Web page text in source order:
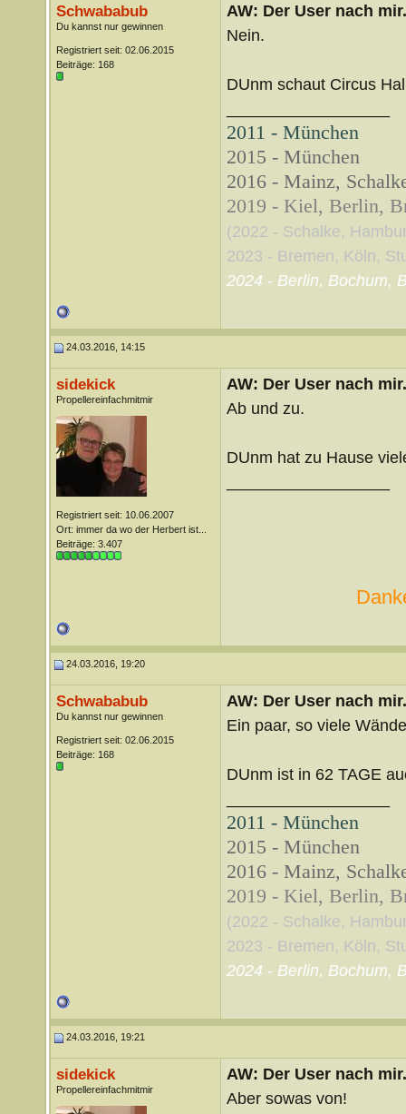
Schwababub
Du kannst nur gewinnen
Registriert seit: 02.06.2015
Beiträge: 168
AW: Der User nach
Nein.
DUnm schaut Circus
2011 - München
2015 - München
2016 - Mainz,
2019 - Kiel, Berlin,
(2022 - Schalke,
2023 - Bremen, Köln,
2024 - Berlin, Bochum,
24.03.2016, 14:15
sidekick
Propellereinfachmitmir
Registriert seit: 10.06.2007
Ort: immer da wo der Herbert ist...
Beiträge: 3.407
AW: Der User nach
Ab und zu.
DUnm hat zu Hause
24.03.2016, 19:20
Schwababub
Du kannst nur gewinnen
Registriert seit: 02.06.2015
Beiträge: 168
AW: Der User nach
Ein paar, so viele
DUnm ist in 62 TAGE
2011 - München
2015 - München
2016 - Mainz,
2019 - Kiel, Berlin,
(2022 - Schalke,
2023 - Bremen, Köln,
2024 - Berlin, Bochum,
24.03.2016, 19:21
sidekick
Propellereinfachmitmir
AW: Der User nach
Aber sowas von!